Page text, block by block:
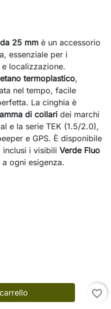
25 mm è un accessorio
essenziale per i
localizzazione.
termoplastico,
nel tempo, facile
La cinghia è
di collari dei marchi
e la serie TEK (1.5/2.0),
e GPS. È disponibile
i visibili Verde Fluo
ogni esigenza.
favorite_border